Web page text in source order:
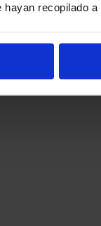
hayan recopilado